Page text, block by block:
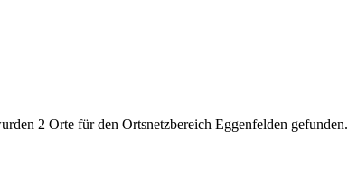
2 Orte für den Ortsnetzbereich Eggenfelden gefunden.